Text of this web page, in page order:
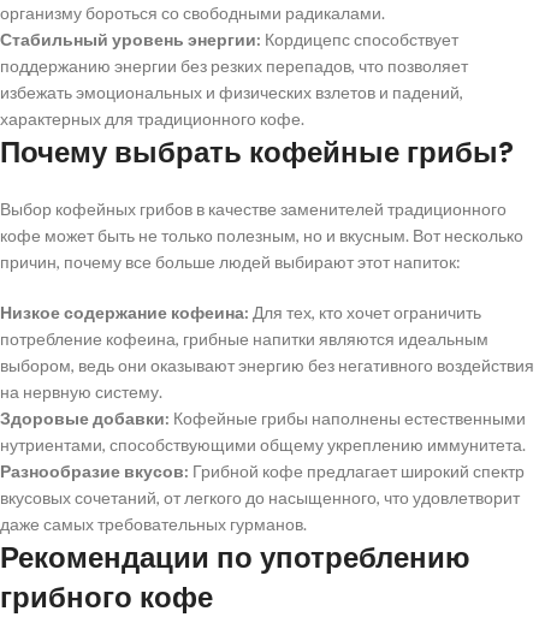
организму бороться со свободными радикалами.
Стабильный уровень энергии: Кордицепс способствует
поддержанию энергии без резких перепадов, что позволяет
избежать эмоциональных и физических взлетов и падений,
характерных для традиционного кофе.
Почему выбрать кофейные грибы?
Выбор кофейных грибов в качестве заменителей традиционного
кофе может быть не только полезным, но и вкусным. Вот несколько
причин, почему все больше людей выбирают этот напиток:
Низкое содержание кофеина: Для тех, кто хочет ограничить
потребление кофеина, грибные напитки являются идеальным
выбором, ведь они оказывают энергию без негативного воздействия
на нервную систему.
Здоровые добавки: Кофейные грибы наполнены естественными
нутриентами, способствующими общему укреплению иммунитета.
Разнообразие вкусов: Грибной кофе предлагает широкий спектр
вкусовых сочетаний, от легкого до насыщенного, что удовлетворит
даже самых требовательных гурманов.
Рекомендации по употреблению
грибного кофе